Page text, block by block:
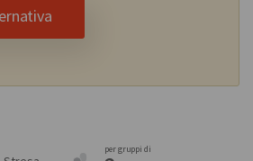
per gruppi di